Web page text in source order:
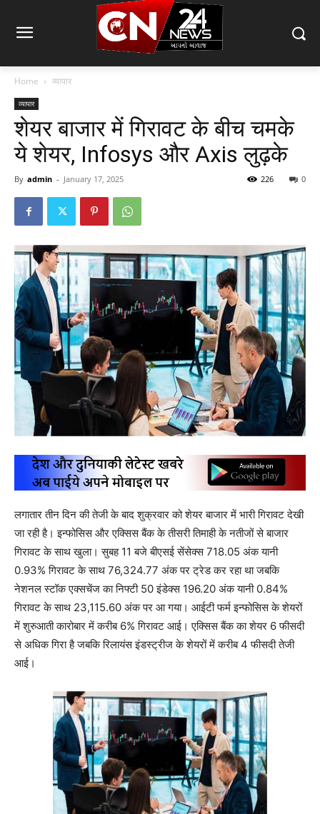
Home व्यापार
व्यापार
शेयर बाजार में गिरावट के बीच चमके
ये शेयर, Infosys और Axis लुढ़के
By admin - January 17, 2025 0
226
लगातार तीन दिन की तेजी के बाद शुक्रवार को शेयर बाजार में भारी गिरावट देखी
जा रही है। इन्फोसिस और एक्सिस बैंक के तीसरी तिमाही के नतीजों से बाजार
गिरावट के साथ खुला। सुबह 11 बजे बीएसई सेंसेक्स 718.05 अंक यानी
0.93% गिरावट के साथ 76,324.77 अंक पर ट्रेड कर रहा था जबकि
नेशनल स्टॉक एक्सचेंज का निफ्टी 50 इंडेक्स 196.20 अंक यानी 0.84%
गिरावट के साथ 23,115.60 अंक पर आ गया। आईटी फर्म इन्फोसिस के शेयरों
में शुरुआती कारोबार में करीब 6% गिरावट आई। एक्सिस बैंक का शेयर 6 फीसदी
से अधिक गिरा है जबकि रिलायंस इंडस्ट्रीज के शेयरों में करीब 4 फीसदी तेजी
आई।